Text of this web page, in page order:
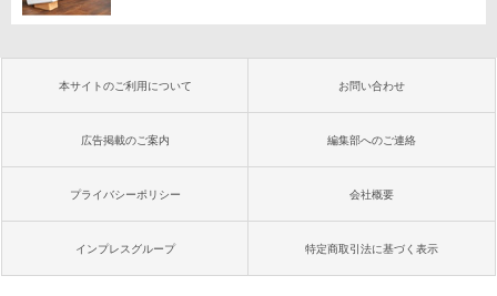
本サイトのご利用について お問い合わせ
広告掲載のご案内 編集部へのご連絡
プライバシーポリシー 会社概要
インプレスグループ 特定商取引法に基づく表示